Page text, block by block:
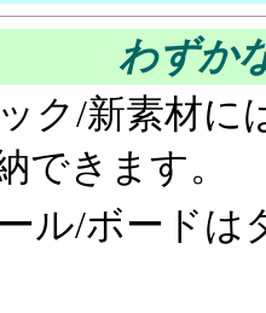
わずか
ック/新素材
できます。
ール/ボード